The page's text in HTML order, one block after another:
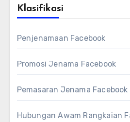
Klasifikasi
Penjenamaan Facebook
Promosi Jenama Facebook
Pemasaran Jenama Facebook
Hubungan Awam Rangkaian